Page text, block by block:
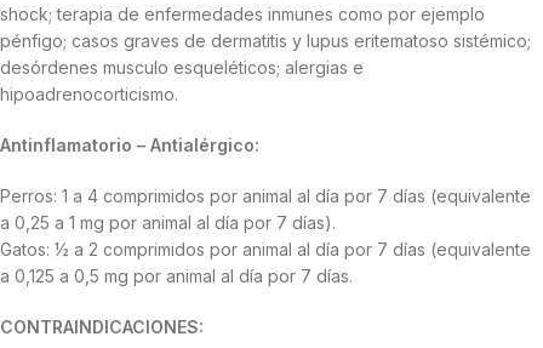
shock; terapia de enfermedades inmunes como por ejemplo
pénfigo; casos graves de dermatitis y lupus eritematoso sistémico;
desórdenes musculo esqueléticos; alergias e
hipoadrenocorticismo.
Antinflamatorio – Antialérgico:
Perros: 1 a 4 comprimidos por animal al día por 7 días (equivalente
a 0,25 a 1 mg por animal al día por 7 días).
Gatos: ½ a 2 comprimidos por animal al día por 7 días (equivalente
a 0,125 a 0,5 mg por animal al día por 7 días.
CONTRAINDICACIONES: